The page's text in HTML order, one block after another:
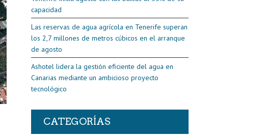
capacidad
Las reservas de agua agrícola en Tenerife superan
los 2,7 millones de metros cúbicos en el arranque
de agosto
Ashotel lidera la gestión eficiente del agua en
Canarias mediante un ambicioso proyecto
tecnológico
CATEGORÍAS